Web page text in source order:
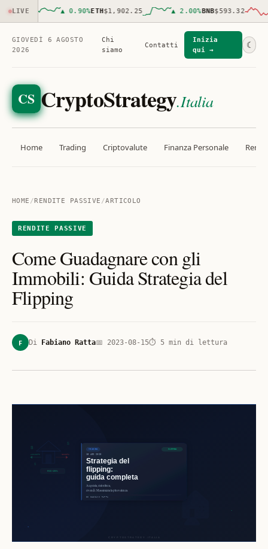
LIVE ▲ 0.90%ETH$1,902.25 ▲ 2.00%BNB$593.32
GIOVEDÌ 6 AGOSTO
2026
Chi
siamo
Contatti
Inizia
qui →
☾
CS CryptoStrategy.Italia
Home Trading Criptovalute Finanza Personale
HOME /RENDITE PASSIVE /ARTICOLO
RENDITE PASSIVE
Come Guadagnare con gli
Immobili: Guida Strategia del
Flipping
F Di Fabiano Ratta📅 2023-08-15⏱ 5 min di lettura